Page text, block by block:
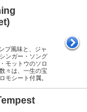
プ風味と、ジャ
ンガー・ソング
モットウのソロ
々は、一生の宝
モシート付属。